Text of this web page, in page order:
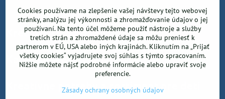
Krea office, s.r.o.
Kancelárske potreby
Kreatívne potreby a sortiment pre deti
Cookies používame na zlepšenie vašej návštevy tejto webovej
stránky, analýzu jej výkonnosti a zhromažďovanie údajov o jej
používaní. Na tento účel môžeme použiť nástroje a služby
tretích strán a zhromaždené údaje sa môžu preniesť k
partnerom v EÚ, USA alebo iných krajinách. Kliknutím na „Prijať
všetky cookies“ vyjadrujete svoj súhlas s týmto spracovaním.
Nižšie môžete nájsť podrobné informácie alebo upraviť svoje
preferencie.
Zásady ochrany osobných údajov